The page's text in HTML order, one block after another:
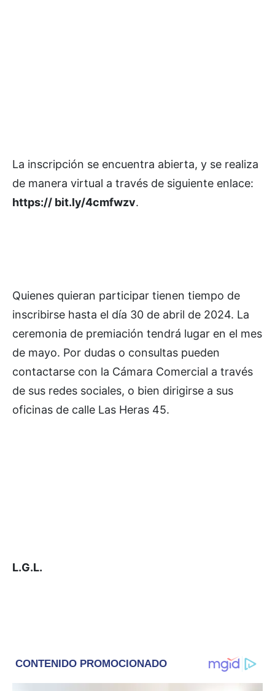
La inscripción se encuentra abierta, y se realiza
de manera virtual a través de siguiente enlace:
https:// bit.ly/4cmfwzv.
Quienes quieran participar tienen tiempo de
inscribirse hasta el día 30 de abril de 2024. La
ceremonia de premiación tendrá lugar en el mes
de mayo. Por dudas o consultas pueden
contactarse con la Cámara Comercial a través
de sus redes sociales, o bien dirigirse a sus
oficinas de calle Las Heras 45.
L.G.L.